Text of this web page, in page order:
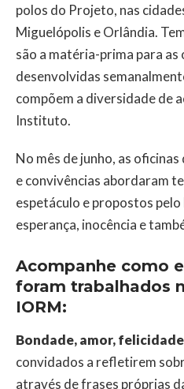
polos do Projeto, nas
Miguelópolis e Orlândia.
são a matéria-prima para
desenvolvidas
compõem a diversidade de
Instituto.
No mês de junho, as
e convivências abordaram
espetáculo e propostos
esperança, inocência e
Acompanhe como
foram trabalhados
IORM:
Bondade, amor,
convidados a refletirem
através de frases próprias